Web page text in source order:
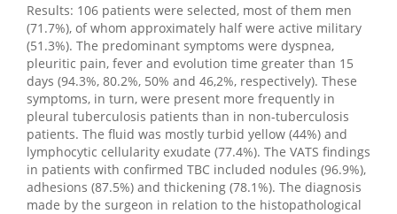
Results: 106 patients were selected, most of them men
(71.7%), of whom approximately half were active military
(51.3%). The predominant symptoms were dyspnea,
pleuritic pain, fever and evolution time greater than 15
days (94.3%, 80.2%, 50% and 46,2%, respectively). These
symptoms, in turn, were present more frequently in
pleural tuberculosis patients than in non-tuberculosis
patients. The fluid was mostly turbid yellow (44%) and
lymphocytic cellularity exudate (77.4%). The VATS findings
in patients with confirmed TBC included nodules (96.9%),
adhesions (87.5%) and thickening (78.1%). The diagnosis
made by the surgeon in relation to the histopathological